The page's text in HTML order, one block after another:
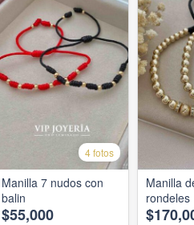
4 fotos
Manilla 7 nudos con
balin
$55,000
Manilla
rondeles